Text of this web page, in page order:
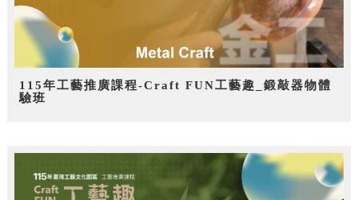
115年工藝推廣課程-Craft FUN工藝趣_鍛敲器物體
驗班